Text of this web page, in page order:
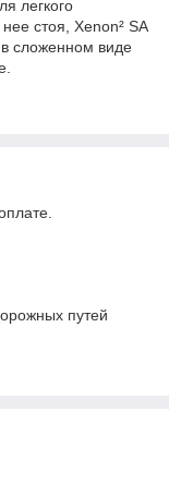
легкого
стоя, Xenon² SA
сложенном виде
путей